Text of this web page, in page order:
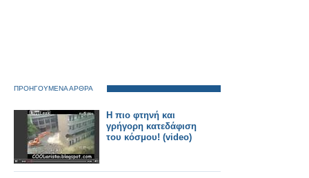
ΠΡΟΗΓΟΥΜΕΝΑ ΑΡΘΡΑ
Η πιο φτηνή και
γρήγορη κατεδάφιση
του κόσμου! (video)